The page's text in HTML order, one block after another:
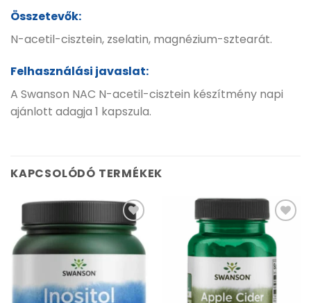
Összetevők:
N-acetil-cisztein, zselatin, magnézium-sztearát.
Felhasználási javaslat:
A Swanson NAC N-acetil-cisztein készítmény napi
ajánlott adagja 1 kapszula.
KAPCSOLÓDÓ TERMÉKEK
Kívánságlistához
adás
Kívánságlistához
adás